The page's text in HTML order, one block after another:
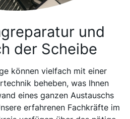
und
der Scheibe
können vielfach mit einer
beheben, was Ihnen
eines ganzen Austauschs
erfahrenen Fachkräfte im